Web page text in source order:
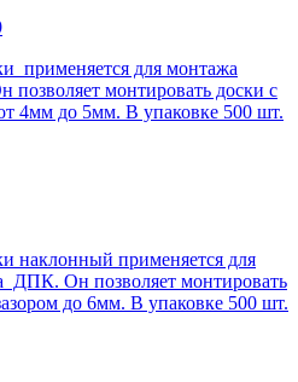
применяется для монтажа
монтировать доски с
4мм до 5мм. В упаковке 500 шт.
наклонный применяется для
ДПК. Он позволяет монтировать
до 6мм. В упаковке 500 шт.